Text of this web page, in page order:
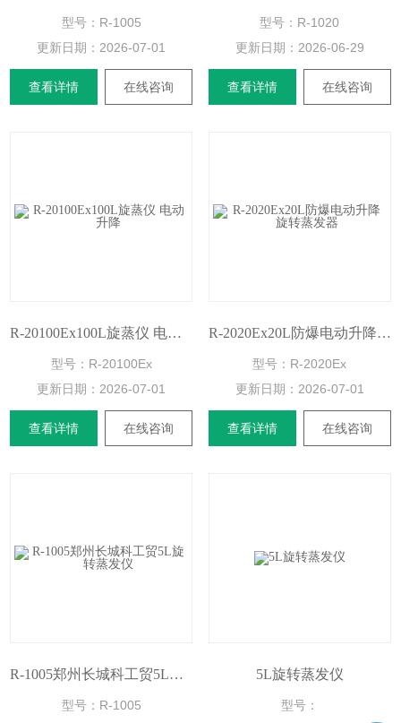
型号：R-1005
更新日期： 2026-07-01
查看详情 在线咨询
型号：R-1020
更新日期： 2026-06-29
查看详情 在线咨询
R-20100Ex100L旋蒸仪 电动升降
型号：R-20100Ex
更新日期： 2026-07-01
查看详情 在线咨询
R-2020Ex20L防爆电动升降旋转蒸发器
型号：R-2020Ex
更新日期： 2026-07-01
查看详情 在线咨询
R-1005郑州长城科工贸5L旋转蒸发仪
型号：R-1005
5L旋转蒸发仪
型号：